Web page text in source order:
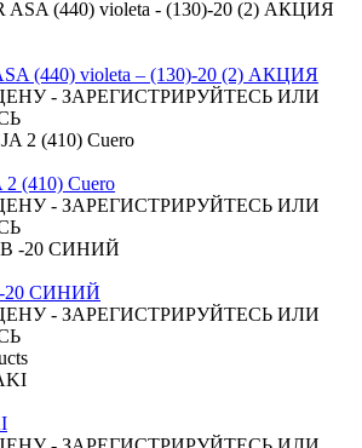
(440) violeta – (130)-20 (2) АКЦИЯ
- ЗАРЕГИСТРИРУЙТЕСЬ ИЛИ
(410) Cuero
- ЗАРЕГИСТРИРУЙТЕСЬ ИЛИ
-20 СИНИЙ
- ЗАРЕГИСТРИРУЙТЕСЬ ИЛИ